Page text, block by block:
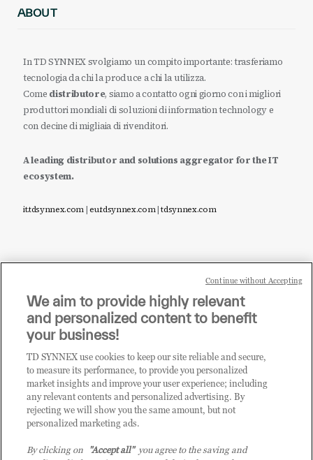
ABOUT
In TD SYNNEX svolgiamo un compito importante: trasferiamo
tecnologia da chi la produce a chi la utilizza.
Come distributore, siamo a contatto ogni giorno con i migliori
produttori mondiali di soluzioni di information technology e
con decine di migliaia di rivenditori.
A leading distributor and solutions aggregator for the IT
ecosystem.
it.tdsynnex.com|eu.tdsynnex.com|tdsynnex.com
Sei un rivenditore di tecnologia e desideri acquistare
i prodotti o le soluzioni trattate sul blog?
CLICCA QUI E DIVENTA
CLIENTE TD SYNNEX
We aim to provide highly relevant
and personalized content to benefit
your business!
TD SYNNEX use cookies to keep our site reliable and secure,
to measure its performance, to provide you personalized
market insights and improve your user experience; including
any relevant contents and personalized advertising. By
rejecting we will show you the same amount, but not
personalized marketing ads.
By clicking on "Accept all"you agree to the saving and
Continue without Accepting